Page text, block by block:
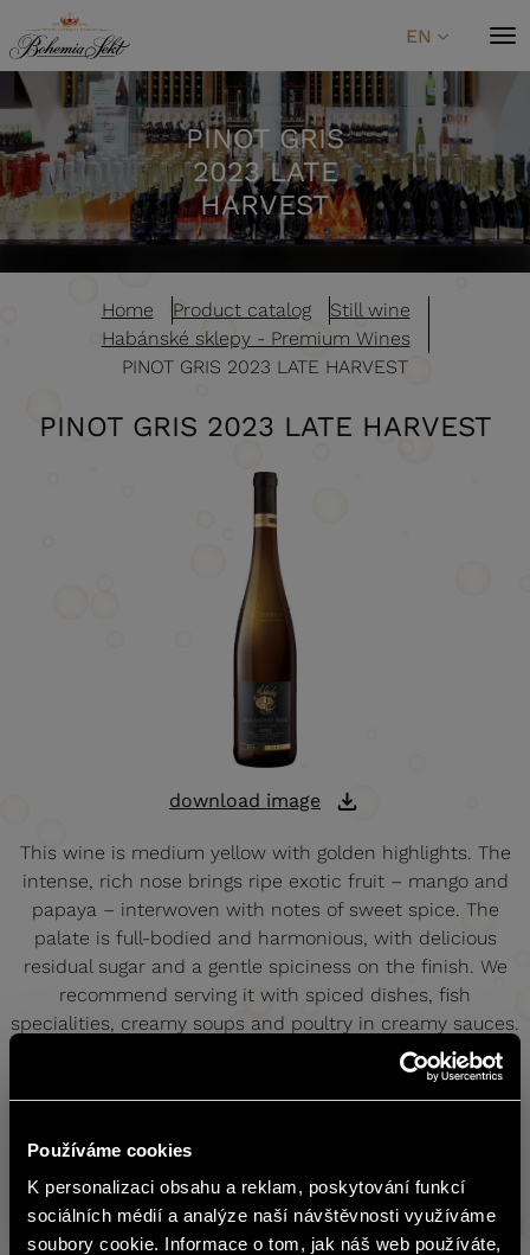
Používáme cookies
K personalizaci obsahu a reklam, poskytování funkcí
sociálních médií a analýze naší návštěvnosti využíváme
soubory cookie. Informace o tom, jak náš web používáte,
Skip to content
EN
PINOT GRIS
2023 LATE
HARVEST
Home Product catalog
Still wine
Habánské sklepy - Premium Wines
PINOT GRIS 2023 LATE HARVEST
PINOT GRIS 2023 LATE HARVEST
download image
This wine is medium yellow with golden highlights. The
intense, rich nose brings ripe exotic fruit – mango and
papaya – interwoven with notes of sweet spice. The
palate is full-bodied and harmonious, with delicious
residual sugar and a gentle spiciness on the finish. We
recommend serving it with spiced dishes, fish
specialities, creamy soups and poultry in creamy sauces.
PINOT GRIS 2023 LATE HARVEST
čeština